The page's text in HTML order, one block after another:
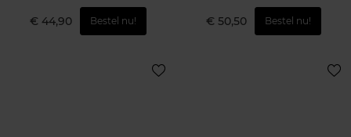
€ 44,90 Bestel nu! € 50,50 Bestel nu!